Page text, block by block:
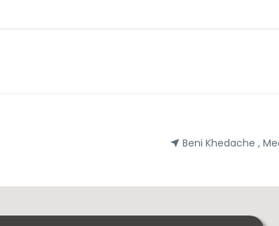
Beni Khedache ,